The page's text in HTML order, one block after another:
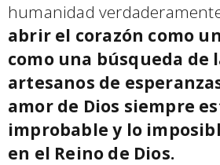
humanidad
abrir el corazón como
como una búsqueda de
artesanos de
amor de Dios siempre
improbable y lo
en el Reino de Dios.